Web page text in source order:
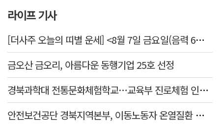
라이프 기사
[더사주 오늘의 띠별 운세] <8월 7일 금요일(음력 6월25일)>
금오산 금오리, 아름다운 동행기업 25호 선정
경북과학대 전통문화체험학교…교육부 진로체험 인증기관 선정
안전보건공단 경북지역본부, 이동노동자 온열질환 예방 캠페인